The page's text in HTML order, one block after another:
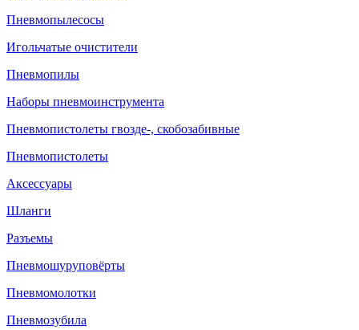
Пневмопылесосы
Игольчатые очистители
Пневмопилы
Наборы пневмоинструмента
Пневмопистолеты гвозде-, скобозабивные
Пневмопистолеты
Аксессуары
Шланги
Разъемы
Пневмошуруповёрты
Пневмомолотки
Пневмозубила